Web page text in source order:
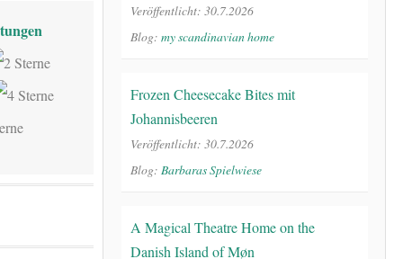
Veröffentlicht: 30.7.2026
Blog: my scandinavian home
Frozen Cheesecake Bites mit
Johannisbeeren
Veröffentlicht: 30.7.2026
Blog: Barbaras Spielwiese
A Magical Theatre Home on the
Danish Island of Møn